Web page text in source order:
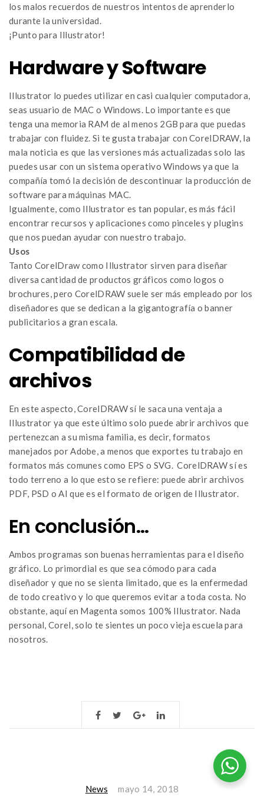
los malos recuerdos de nuestros intentos de aprenderlo
durante la universidad.
¡Punto para Illustrator!
Hardware y Software
Illustrator lo puedes utilizar en casi cualquier computadora,
seas usuario de MAC o Windows. Lo importante es que
tenga una memoria RAM de al menos 2GB para que puedas
trabajar con fluidez. Si te gusta trabajar con CorelDRAW, la
mala noticia es que las versiones más actualizadas solo las
puedes usar con un sistema operativo Windows ya que la
compañía tomó la decisión de descontinuar la producción de
software para máquinas MAC.
Igualmente, como Illustrator es tan popular, es más fácil
encontrar recursos y aplicaciones como pinceles y plugins
que nos puedan ayudar con nuestro trabajo.
Usos
Tanto CorelDraw como Illustrator sirven para diseñar
diversa cantidad de productos gráficos como logos o
brochures, pero CorelDRAW suele ser más empleado por los
diseñadores que se dedican a la gigantografía o banner
publicitarios a gran escala.
Compatibilidad de
archivos
En este aspecto, CorelDRAW sí le saca una ventaja a
Illustrator ya que este último solo puede abrir archivos que
pertenezcan a su misma familia, es decir, formatos
manejados por Adobe, a menos que exportes tu trabajo en
formatos más comunes como EPS o SVG. CorelDRAW sí es
todo terreno a lo que esto se refiere: puede abrir archivos
PDF, PSD o AI que es el formato de origen de Illustrator.
En conclusión…
Ambos programas son buenas herramientas para el diseño
gráfico. Lo primordial es que sea cómodo para cada
diseñador y que no se sienta limitado, que es la enfermedad
de todo creativo y lo que queremos evitar a toda costa. No
obstante, aquí en Magenta somos 100% Illustrator. Nada
personal, Corel, solo te sientes un poco vieja escuela para
nosotros.
News mayo 14, 2018